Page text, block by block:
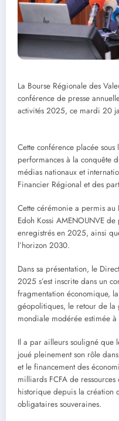
La Bourse Régionale des
conférence de presse
activités 2025, ce mardi 20
Cette conférence placée
performances à la conquête
médias nationaux et
Financier Régional et des
Cette cérémonie a permis
Edoh Kossi AMENOUNVE
enregistrés en 2025, ainsi
l’horizon 2030.
Dans sa présentation, le
2025 s’est inscrite dans un
fragmentation économique,
géopolitiques, le retour de la
mondiale modérée estimée à
Il a par ailleurs souligné que
joué pleinement son rôle
et le financement des
milliards FCFA de
historique depuis la création
obligataires souveraines.